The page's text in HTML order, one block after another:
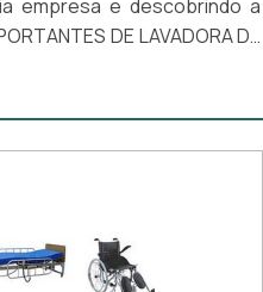
empresa e descobrindo a
DE LAVADORA DE
em uma empresa
atua com lavadoras
a satisfação da venda à